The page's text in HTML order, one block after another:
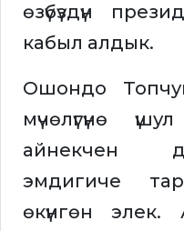
өзүбүздүн
кабыл алдык.
Ошондо
мүчөлүгүнө
айнекчен
эмдигиче
өкүнгөн